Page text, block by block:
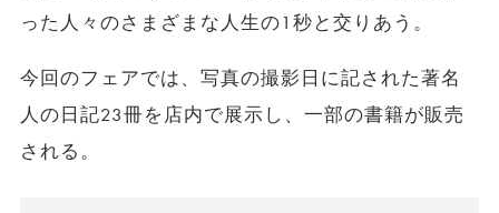
った人々のさまざまな人生の1秒と交りあう。
今回のフェアでは、写真の撮影日に記された著名
人の日記23冊を店内で展示し、一部の書籍が販売
される。